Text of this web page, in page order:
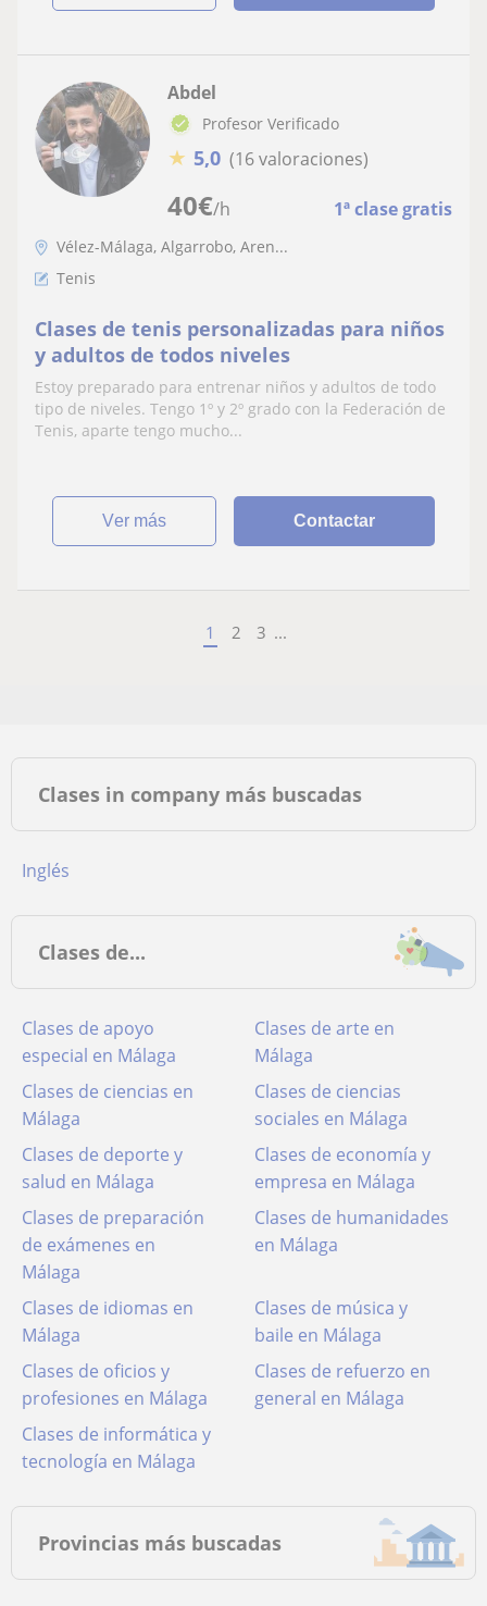
40€/h 1ª clase gratis
Abdel
Profesor Verificado
★ 5,0 (16 valoraciones)
Vélez-Málaga, Algarrobo, Aren...
Tenis
Clases de tenis personalizadas para niños
y adultos de todos niveles
Estoy preparado para entrenar niños y adultos de todo
tipo de niveles. Tengo 1º y 2º grado con la Federación de
Tenis, aparte tengo mucho...
ver más Contactar
1 2 3 ...
Clases in company más buscadas
Inglés
Clases de...
Clases de apoyo
especial en Málaga
Clases de arte en
Málaga
Clases de ciencias en
Málaga
Clases de ciencias
sociales en Málaga
Clases de deporte y
salud en Málaga
Clases de economía y
empresa en Málaga
Clases de preparación
de exámenes en
Málaga
Clases de humanidades
en Málaga
Clases de idiomas en
Málaga
Clases de música y
baile en Málaga
Clases de oficios y
profesiones en Málaga
Clases de refuerzo en
general en Málaga
Clases de informática y
tecnología en Málaga
Provincias más buscadas